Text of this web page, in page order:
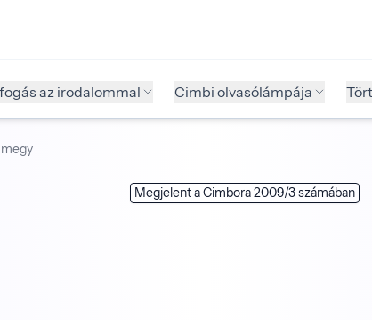
az irodalommal Cimbi olvasólámpája
megy
Megjelent a Cimbora 2009/3 számában